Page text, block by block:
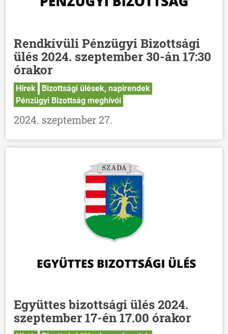
ÜGYINTÉZÉS
KÖZÖSSÉG
Rendkívüli Pénzügyi Bizottsági
ülés 2024. szeptember 30-án 17:30
órakor
Hírek
Bizottsági ülések, napirendek
Pénzügyi Bizottság meghívói
2024. szeptember 27.
Együttes bizottsági ülés 2024.
szeptember 17-én 17.00 órakor